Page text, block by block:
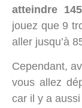
atteindre
jouez que 9
aller jusqu’à
Cependant,
vous allez
car il y a